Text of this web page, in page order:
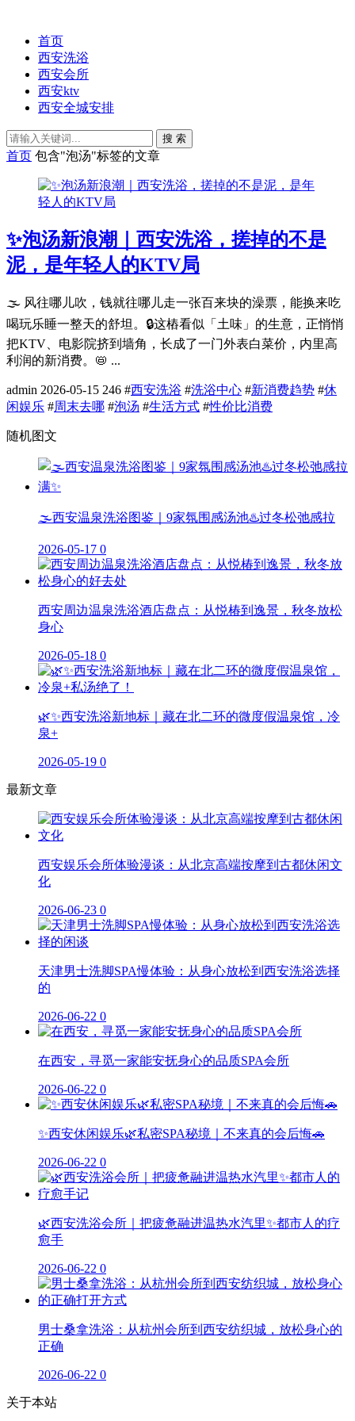
首页
西安洗浴
西安会所
西安ktv
西安全城安排
搜 索
首页 包含"泡汤"标签的文章
✨泡汤新浪潮｜西安洗浴，搓掉的不是
泥，是年轻人的KTV局
🌫️ 风往哪儿吹，钱就往哪儿走一张百来块的澡票，能换来吃
喝玩乐睡一整天的舒坦。🔒这樁看似「土味」的生意，正悄悄
把KTV、电影院挤到墙角，长成了一门外表白菜价，内里高
利润的新消费。📛 ...
admin 2026-05-15 246 #西安洗浴 #洗浴中心 #新消费趋势 #休
闲娱乐 #周末去哪 #泡汤 #生活方式 #性价比消费
随机图文
🌫️西安温泉洗浴图鉴｜9家氛围感汤池♨️过冬松弛感拉
2026-05-17 0
西安周边温泉洗浴酒店盘点：从悦椿到逸景，秋冬放松
身心
2026-05-18 0
🌿✨西安洗浴新地标｜藏在北二环的微度假温泉馆，冷
泉+
2026-05-19 0
最新文章
西安娱乐会所体验漫谈：从北京高端按摩到古都休闲文
化
2026-06-23 0
天津男士洗脚SPA慢体验：从身心放松到西安洗浴选择
的
2026-06-22 0
在西安，寻觅一家能安抚身心的品质SPA会所
2026-06-22 0
✨西安休闲娱乐🌿私密SPA秘境｜不来真的会后悔🚗
2026-06-22 0
🌿西安洗浴会所｜把疲惫融进温热水汽里✨都市人的疗
愈手
2026-06-22 0
男士桑拿洗浴：从杭州会所到西安纺织城，放松身心的
正确
2026-06-22 0
关于本站